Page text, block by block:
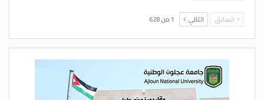
السابق التالي 1 من 628